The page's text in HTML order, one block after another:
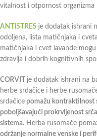
vitalnost i otpornost organizma
ANTISTRES je dodatak ishrani
odoljena, lista matičnjaka i
matičnjaka i cvet lavande
zdravlja i dobrih kognitivnih
CORVIT je dodatak ishrani na
herbe srdačice i herbe
srdačice pomažu kontraktilnost
poboljšavajući prokrvljenost
sistema. Herba rusomače
održanje normalne venske i